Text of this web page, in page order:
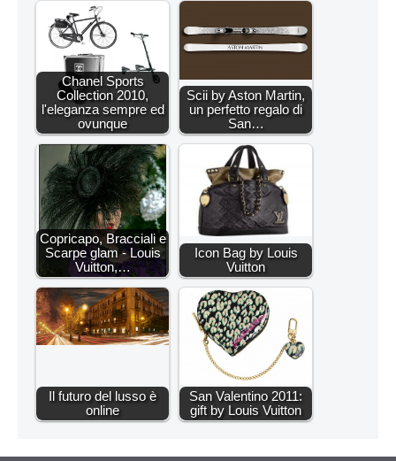
Chanel Sports
Collection 2010,
l'eleganza sempre ed
ovunque
Scii by Aston Martin,
un perfetto regalo di
San…
Copricapo, Bracciali e
Scarpe glam - Louis
Vuitton,…
Icon Bag by Louis
Vuitton
Il futuro del lusso è
online
San Valentino 2011:
gift by Louis Vuitton